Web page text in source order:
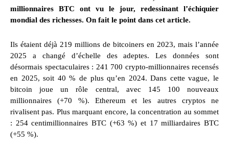
millionnaires BTC ont vu le jour, redessinant l’échiquier
mondial des richesses. On fait le point dans cet article.
Ils étaient déjà 219 millions de bitcoiners en 2023, mais l’année
2025 a changé d’échelle des adeptes. Les données sont
désormais spectaculaires : 241 700 crypto-millionnaires recensés
en 2025, soit 40 % de plus qu’en 2024. Dans cette vague, le
bitcoin joue un rôle central, avec 145 100 nouveaux
millionnaires (+70 %). Ethereum et les autres cryptos ne
rivalisent pas. Plus marquant encore, la concentration au sommet
: 254 centimillionnaires BTC (+63 %) et 17 milliardaires BTC
(+55 %).